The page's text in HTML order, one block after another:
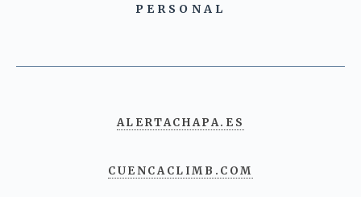
PERSONAL
ALERTACHAPA.ES
CUENCACLIMB.COM